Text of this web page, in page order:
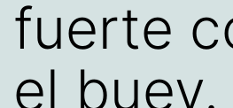
fuerte
el buey.